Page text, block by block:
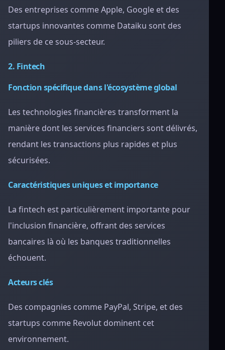
Des entreprises comme Apple, Google et des
startups innovantes comme Dataiku sont des
piliers de ce sous-secteur.
2. Fintech
Fonction spécifique dans l'écosystème global
Les technologies financières transforment la
manière dont les services financiers sont délivrés,
rendant les transactions plus rapides et plus
sécurisées.
Caractéristiques uniques et importance
La fintech est particulièrement importante pour
l'inclusion financière, offrant des services
bancaires là où les banques traditionnelles
échouent.
Acteurs clés
Des compagnies comme PayPal, Stripe, et des
startups comme Revolut dominent cet
environnement.